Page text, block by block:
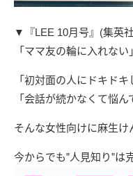
▼『LEE 10月号』(集英
「ママ友の輪に入れない」
「初対面の人にドキドキ
「会話が続かなくて悩ん
そんな女性向けに麻生け
今からでも”人見知り”は